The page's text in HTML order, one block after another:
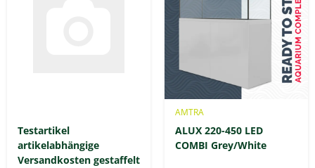
Testartikel
artikelabhängige
Versandkosten gestaffelt
AMTRA
ALUX 220-450 LED
COMBI Grey/White